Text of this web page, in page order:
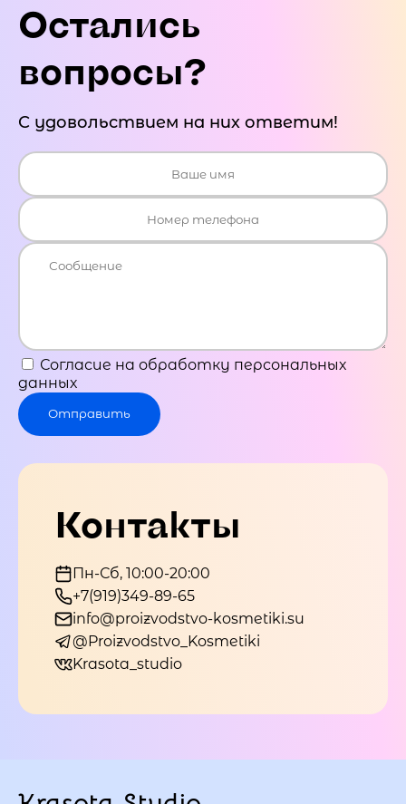
Остались
вопросы?
С удовольствием на них ответим!
Согласие на обработку персональных
данных
Отправить
Контакты
Пн-Сб, 10:00-20:00
+7(919)349-89-65
info@proizvodstvo-kosmetiki.su
@Proizvodstvo_Kosmetiki
Krasota_studio